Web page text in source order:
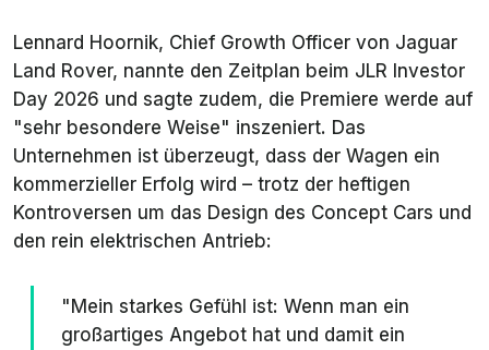
Lennard Hoornik, Chief Growth Officer von Jaguar
Land Rover, nannte den Zeitplan beim JLR Investor
Day 2026 und sagte zudem, die Premiere werde auf
"sehr besondere Weise" inszeniert. Das
Unternehmen ist überzeugt, dass der Wagen ein
kommerzieller Erfolg wird – trotz der heftigen
Kontroversen um das Design des Concept Cars und
den rein elektrischen Antrieb:
"Mein starkes Gefühl ist: Wenn man ein
großartiges Angebot hat und damit ein